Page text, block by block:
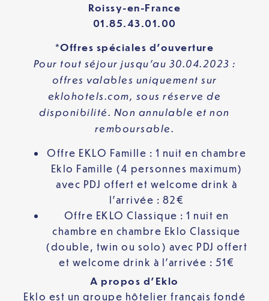
Roissy-en-France
01.85.43.01.00
*Offres spéciales d’ouverture
Pour tout séjour jusqu’au 30.04.2023 :
offres valables uniquement sur
eklohotels.com, sous réserve de
disponibilité. Non annulable et non
remboursable.
Offre EKLO Famille : 1 nuit en chambre
Eklo Famille (4 personnes maximum)
avec PDJ offert et welcome drink à
l’arrivée : 82€
Offre EKLO Classique : 1 nuit en
chambre en chambre Eklo Classique
(double, twin ou solo) avec PDJ offert
et welcome drink à l’arrivée : 51€
A propos d’Eklo
Eklo est un groupe hôtelier français fondé